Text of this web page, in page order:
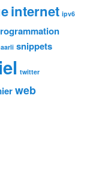
internet ipv6
snippets
twitter
web